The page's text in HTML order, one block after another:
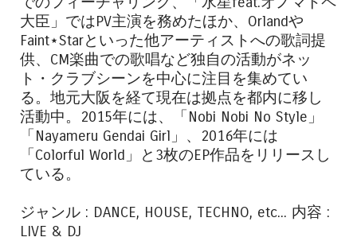
大臣」ではPV主演を務めたほか、Orlandや
Faint⋆Starといった他アーティストへの歌詞提
供、CM楽曲での歌唱など独自の活動がネッ
ト・クラブシーンを中心に注目を集めてい
る。地元大阪を経て現在は拠点を都内に移し
活動中。2015年には、「Nobi Nobi No Style」
「Nayameru Gendai Girl」、2016年には
「Colorful World」と3枚のEP作品をリリースし
ている。
ジャンル : DANCE, HOUSE, TECHNO, etc... 内容 :
LIVE & DJ